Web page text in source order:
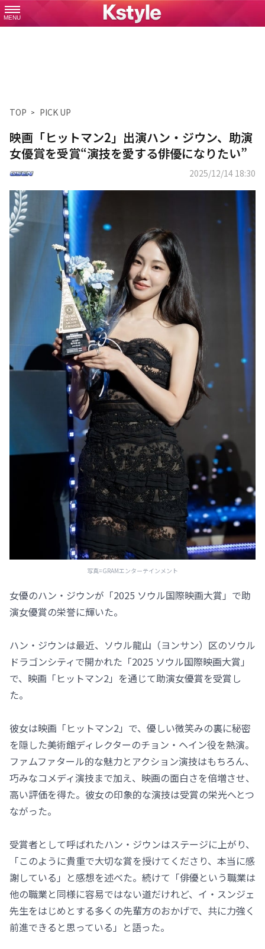
MENU
TOP PICK UP
映画「ヒットマン2」出演ハン・ジウン、助演
女優賞を受賞“演技を愛する俳優になりたい”
2025/12/14 18:30
写真=GRAMエンターテインメント
女優のハン・ジウンが「2025 ソウル国際映画大賞」で助
演女優賞の栄誉に輝いた。
ハン・ジウンは最近、ソウル龍山（ヨンサン）区のソウル
ドラゴンシティで開かれた「2025 ソウル国際映画大賞」
で、映画「ヒットマン2」を通じて助演女優賞を受賞し
た。
彼女は映画「ヒットマン2」で、優しい微笑みの裏に秘密
を隠した美術館ディレクターのチョン・ヘイン役を熱演。
ファムファタール的な魅力とアクション演技はもちろん、
巧みなコメディ演技まで加え、映画の面白さを倍増させ、
高い評価を得た。彼女の印象的な演技は受賞の栄光へとつ
ながった。
受賞者として呼ばれたハン・ジウンはステージに上がり、
「このように貴重で大切な賞を授けてくださり、本当に感
謝している」と感想を述べた。続けて「俳優という職業は
他の職業と同様に容易ではない道だけれど、イ・スンジェ
先生をはじめとする多くの先輩方のおかげで、共に力強く
前進できると思っている」と語った。